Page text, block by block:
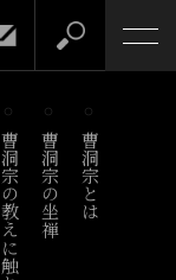
曹洞宗の教えに触れる 曹洞宗の坐禅 曹洞宗とは